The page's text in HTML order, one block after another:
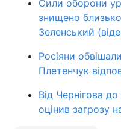
Сили оборони
знищено близько
Зеленський
Росіяни
Плетенчук
Від Чернігова
оцінив загрозу